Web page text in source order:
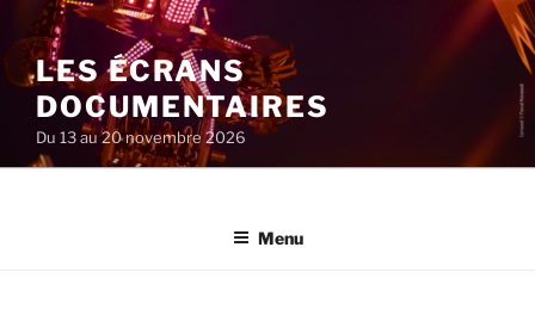
au
contenu
principal
LES ÉCRANS
DOCUMENTAIRES
Du 13 au 20 novembre 2026
Menu